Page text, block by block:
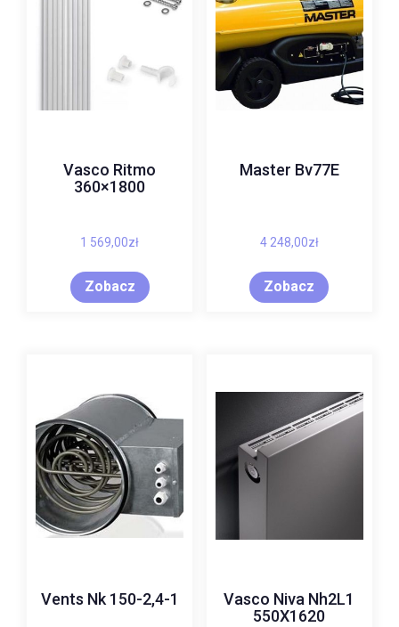
Vasco Ritmo
360×1800
1 569,00zł
Zobacz
Master Bv77E
4 248,00zł
Zobacz
Vents Nk 150-2,4-1
Vasco Niva Nh2L1
550X1620